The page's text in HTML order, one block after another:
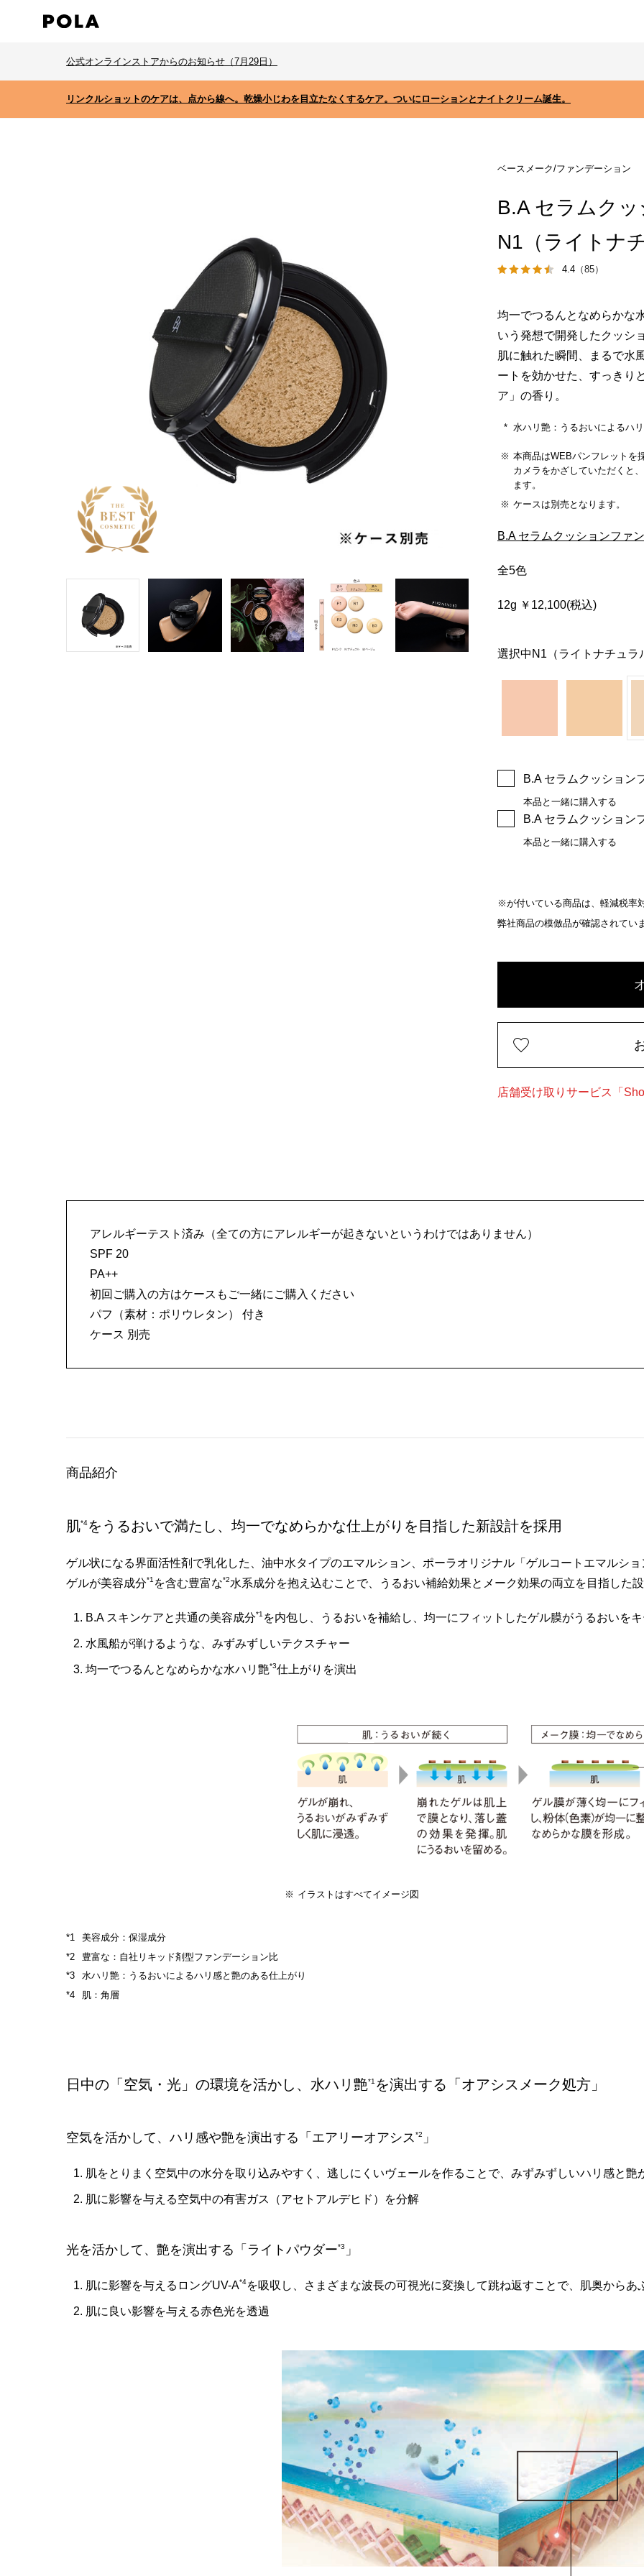
公式オンラインストアからのお知らせ（7月29日）
リンクルショットのケアは、点から線へ。乾燥小じわを目立たなくするケア。ついにローションとナイトクリーム誕生。
ベースメーク/ファンデーション
B.A セラムク
N1（ライトナ
4.4 （85）
均一でつるんとなめらかな
いう発想で開発したクッシ
肌に触れた瞬間、まるで水
ートを効かせた、すっきり
ア」の香り。
水ハリ艶：うるおいによるハ
本商品はWEBパンフレットを
カメラをかざしていただくと
ます。
ケースは別売となります。
B.A セラムクッションファ
全5色
12g ￥12,100(税込)
選択中 N1（ライトナチュラ
B.A セラムクッション
本品と一緒に購入する
B.A セラムクッション
本品と一緒に購入する
※が付いている商品は、軽減税率
弊社商品の模倣品が確認されてい
店舗受け取りサービス「
アレルギーテスト済み（全ての方にアレルギーが起きないというわけではありません）
SPF 20
PA++
初回ご購入の方はケースもご一緒にご購入ください
パフ（素材：ポリウレタン） 付き
ケース 別売
商品紹介
肌*4をうるおいで満たし、均一でなめらかな仕上がりを目指した新設計を採用
ゲル状になる界面活性剤で乳化した、油中水タイプのエマルション、ポーラオリジナル「ゲルコートエマルシ
ゲルが美容成分*1 を含む豊富な*2水系成分を抱え込むことで、うるおい補給効果とメーク効果の両立を目指した
B.A スキンケアと共通の美容成分*1 を内包し、うるおいを補給し、均一にフィットしたゲル膜がうるおいを
水風船が弾けるような、みずみずしいテクスチャー
均一でつるんとなめらかな水ハリ艶*3仕上がりを演出
イラストはすべてイメージ図
美容成分：保湿成分
豊富な：自社リキッド剤型ファンデーション比
水ハリ艶：うるおいによるハリ感と艶のある仕上がり
肌：角層
日中の「空気・光」の環境を活かし、水ハリ艶*1 を演出する「オアシスメーク処方」
空気を活かして、ハリ感や艶を演出する「エアリーオアシス *2 」
肌をとりまく空気中の水分を取り込みやすく、逃しにくいヴェールを作ることで、みずみずしいハリ感と艶
肌に影響を与える空気中の有害ガス（アセトアルデヒド）を分解
光を活かして、艶を演出する「ライトパウダー*3 」
肌に影響を与えるロングUV-A*4を吸収し、さまざまな波長の可視光に変換して跳ね返すことで、肌奥から
肌に良い影響を与える赤色光を透過